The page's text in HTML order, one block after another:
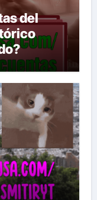
del